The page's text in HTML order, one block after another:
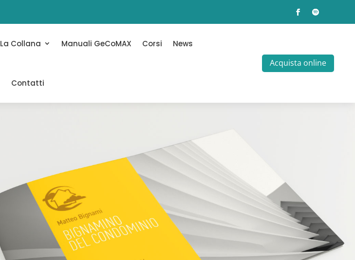
La Collana Manuali GeCoMAX Corsi News
Contatti
Acquista online